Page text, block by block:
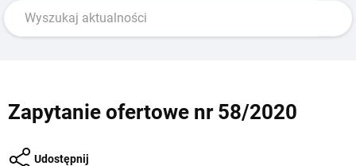
Zapytanie ofertowe nr 58/2020
Udostępnij